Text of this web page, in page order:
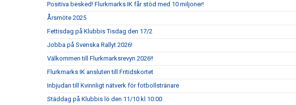
Positiva besked! Flurkmarks IK får stöd med 10 miljoner!
Årsmöte 2025
Fettisdag på Klubbis Tisdag den 17/2
Jobba på Svenska Rallyt 2026!
Välkommen till Flurkmarksrevyn 2026!!
Flurkmarks IK ansluten till Fritidskortet
Inbjudan till Kvinnligt nätverk för fotbollstränare
Städdag på Klubbis lö den 11/10 kl 10:00